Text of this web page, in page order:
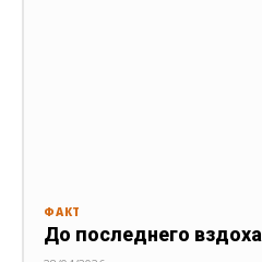
ФАКТ
До последнего вздоха